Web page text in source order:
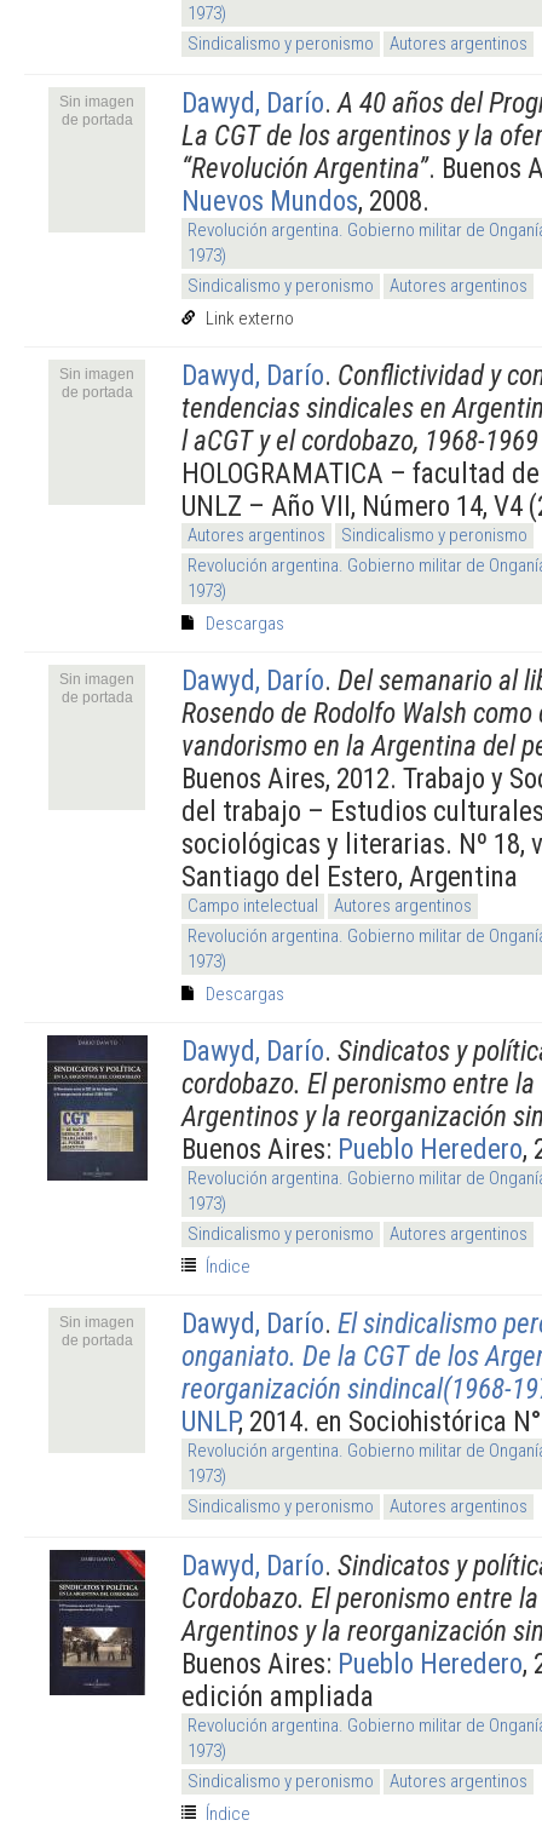
1973)
Sindicalismo y peronismo
Autores argentinos
Sin imagen
de portada
Dawyd, Darío.A 40 años del
La CGT de los argentinos y la
“Revolución Argentina”. Buenos
Nuevos Mundos, 2008.
Revolución argentina. Gobierno militar de
1973)
Sindicalismo y peronismo
Autores argentinos
Link externo
Sin imagen
de portada
Dawyd, Darío. Conflictividad y
tendencias sindicales en
l aCGT y el cordobazo, 1968-
HOLOGRAMATICA – facultad
UNLZ – Año VII, Número 14, V4
Autores argentinos
Sindicalismo y peronismo
Revolución argentina. Gobierno militar de
1973)
Descargas
Sin imagen
de portada
Dawyd, Darío. Del semanario al
Rosendo de Rodolfo Walsh
vandorismo en la Argentina del
Buenos Aires, 2012. Trabajo y
del trabajo – Estudios
sociológicas y literarias. Nº 18,
Santiago del Estero, Argentina
Campo intelectual
Autores argentinos
Revolución argentina. Gobierno militar de
1973)
Descargas
Dawyd, Darío. Sindicatos y
cordobazo. El peronismo entre la
Argentinos y la reorganización
Buenos Aires: Pueblo Heredero,
Revolución argentina. Gobierno militar de
1973)
Sindicalismo y peronismo
Autores argentinos
Índice
Sin imagen
de portada
Dawyd, Darío. El sindicalismo
onganiato. De la CGT de los
reorganización sindincal(1968-
UNLP, 2014. en Sociohistórica
Revolución argentina. Gobierno militar de
1973)
Sindicalismo y peronismo
Autores argentinos
Dawyd, Darío. Sindicatos y
Cordobazo. El peronismo entre
Argentinos y la reorganización
Buenos Aires: Pueblo Heredero,
edición ampliada
Revolución argentina. Gobierno militar de
1973)
Sindicalismo y peronismo
Autores argentinos
Índice